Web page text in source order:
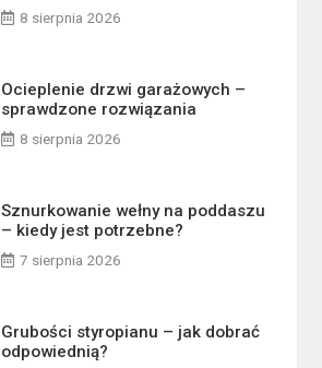
8 sierpnia 2026
Ocieplenie drzwi garażowych –
sprawdzone rozwiązania
8 sierpnia 2026
Sznurkowanie wełny na poddaszu
– kiedy jest potrzebne?
7 sierpnia 2026
Grubości styropianu – jak dobrać
odpowiednią?